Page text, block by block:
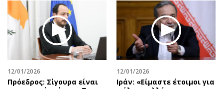
12/01/2026
Πρόεδρος: Σίγουρα είναι
12/01/2026
Ιράν: «Είμαστε έτοιμοι για